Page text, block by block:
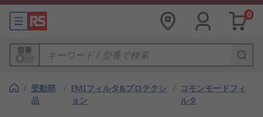
0
型番
/ 受動部
品
/ EMIフィルタ&プロテクシ
ョン
/ コモンモードフィ
ルタ